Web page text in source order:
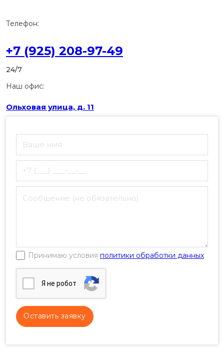
Телефон:
+7 (925) 208-97-49
24/7
Наш офис:
Ольховая улица, д. 11
Принимаю условия политики обработки данных
Я нe poбoт